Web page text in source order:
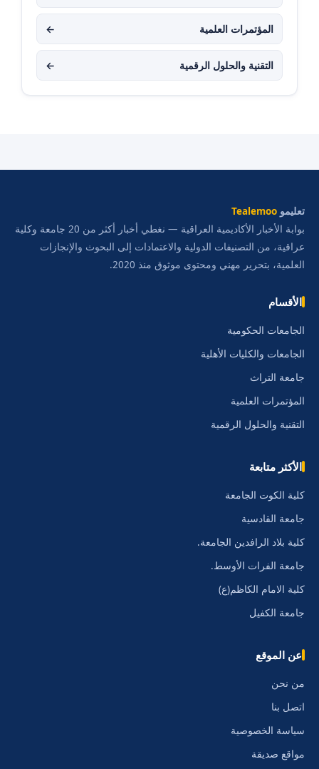
المؤتمرات العلمية ←
التقنية والحلول الرقمية ←
تعليمو Tealemoo
بوابة الأخبار الأكاديمية العراقية — نغطي أخبار أكثر من 20 جامعة وكلية
عراقية، من التصنيفات الدولية والاعتمادات إلى البحوث والإنجازات
العلمية، بتحرير مهني ومحتوى موثوق منذ 2020.
الأقسام
الجامعات الحكومية
الجامعات والكليات الأهلية
جامعة التراث
المؤتمرات العلمية
التقنية والحلول الرقمية
الأكثر متابعة
كلية الكوت الجامعة
جامعة القادسية
كلية بلاد الرافدين الجامعة.
جامعة الفرات الأوسط.
كلية الامام الكاظم(ع)
جامعة الكفيل
عن الموقع
من نحن
اتصل بنا
سياسة الخصوصية
مواقع صديقة